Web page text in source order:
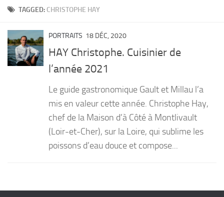
ACTUALITÉ
PORTRAITS
LIVRES
Desserts
TAGGED: CHRISTOPHE HAY
PORTRAITS 18 DÉC, 2020
HAY Christophe. Cuisinier de
l’année 2021
Le guide gastronomique Gault et Millau l’a
mis en valeur cette année. Christophe Hay,
chef de la Maison d’à Côté à Montlivault
(Loir-et-Cher), sur la Loire, qui sublime les
poissons d’eau douce et compose...